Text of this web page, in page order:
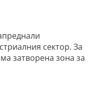
сектор. За
затворена зона за